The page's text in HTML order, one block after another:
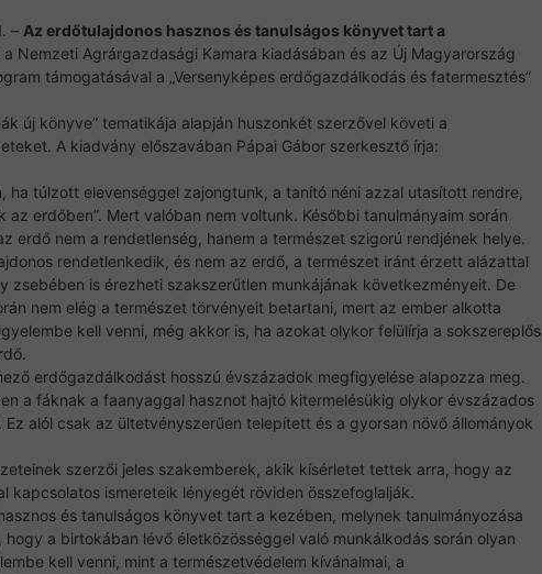
– Az erdőtulajdonos hasznos és tanulságos könyvet tart a
a Nemzeti Agrárgazdasági Kamara kiadásában és az Új Magyarország
támogatásával a „Versenyképes erdőgazdálkodás és fatermesztés”
új könyve” tematikája alapján huszonkét szerzővel követi a
A kiadvány előszavában Pápai Gábor szerkesztő írja:
ha túlzott elevenséggel zajongtunk, a tanító néni azzal utasított rendre,
az erdőben”. Mert valóban nem voltunk. Későbbi tanulmányaim során
erdő nem a rendetlenség, hanem a természet szigorú rendjének helye.
rendetlenkedik, és nem az erdő, a természet iránt érzett alázattal
zsebében is érezheti szakszerűtlen munkájának következményeit. De
nem elég a természet törvényeit betartani, mert az ember alkotta
kell venni, még akkor is, ha azokat olykor felülírja a sokszereplős
erdőgazdálkodást hosszú évszázadok megfigyelése alapozza meg.
a fáknak a faanyaggal hasznot hajtó kitermelésükig olykor évszázados
Ez alól csak az ültetvényszerűen telepített és a gyorsan növő állományok
szerzői jeles szakemberek, akik kísérletet tettek arra, hogy az
kapcsolatos ismereteik lényegét röviden összefoglalják.
és tanulságos könyvet tart a kezében, melynek tanulmányozása
hogy a birtokában lévő életközösséggel való munkálkodás során olyan
kell venni, mint a természetvédelem kívánalmai, a